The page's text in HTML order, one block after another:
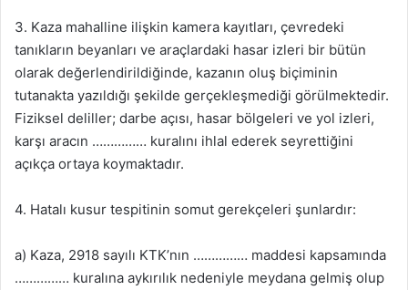
3. Kaza mahalline ilişkin kamera kayıtları, çevredeki
tanıkların beyanları ve araçlardaki hasar izleri bir bütün
olarak değerlendirildiğinde, kazanın oluş biçiminin
tutanakta yazıldığı şekilde gerçekleşmediği görülmektedir.
Fiziksel deliller; darbe açısı, hasar bölgeleri ve yol izleri,
karşı aracın …………… kuralını ihlal ederek seyrettiğini
açıkça ortaya koymaktadır.
4. Hatalı kusur tespitinin somut gerekçeleri şunlardır:
a) Kaza, 2918 sayılı KTK’nın …………… maddesi kapsamında
…………… kuralına aykırılık nedeniyle meydana gelmiş olup